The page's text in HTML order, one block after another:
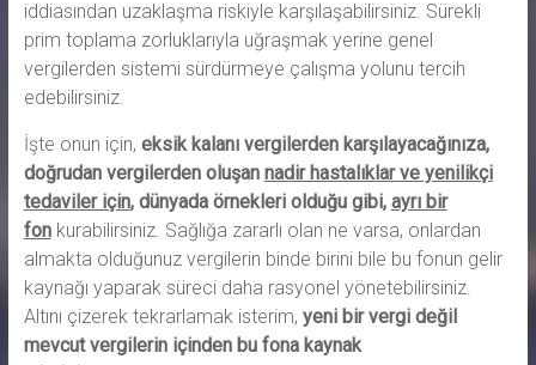
iddiasından uzaklaşma riskiyle karşılaşabilirsiniz. Sürekli
prim toplama zorluklarıyla uğraşmak yerine genel
vergilerden sistemi sürdürmeye çalışma yolunu tercih
edebilirsiniz.
İşte onun için, eksik kalanı vergilerden karşılayacağınıza,
doğrudan vergilerden oluşan nadir hastalıklar ve yenilikçi
tedaviler için, dünyada örnekleri olduğu gibi, ayrı bir
fonkurabilirsiniz. Sağlığa zararlı olan ne varsa, onlardan
almakta olduğunuz vergilerin binde birini bile bu fonun gelir
kaynağı yaparak süreci daha rasyonel yönetebilirsiniz.
Altını çizerek tekrarlamak isterim, yeni bir vergi değil
mevcut vergilerin içinden bu fona kaynak